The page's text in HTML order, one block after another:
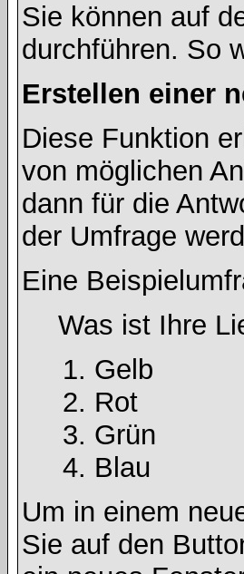
Sie können auf
durchführen. So
Erstellen einer
Diese Funktion
von möglichen
dann für die
der Umfrage
Eine
Was ist Ihre
Gelb
Rot
Grün
Blau
Um in einem
Sie auf den